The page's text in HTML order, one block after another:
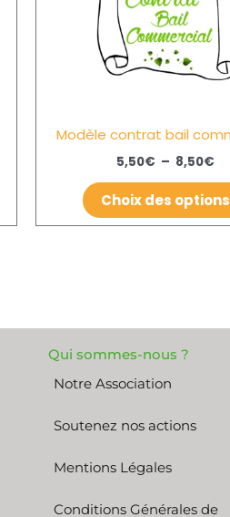
Modèle contrat bail
5,50€ – 8,50€
Choix des options
Qui sommes-nous ?
Notre Association
Soutenez nos actions
Mentions Légales
Conditions Générales de